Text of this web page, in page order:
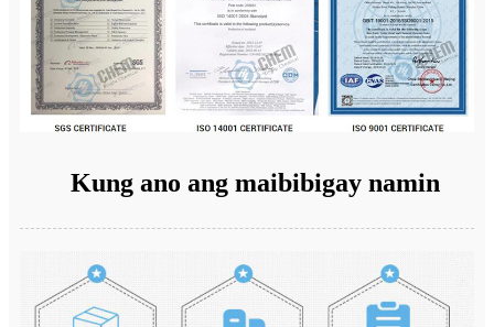
Kung ano ang maibibigay namin